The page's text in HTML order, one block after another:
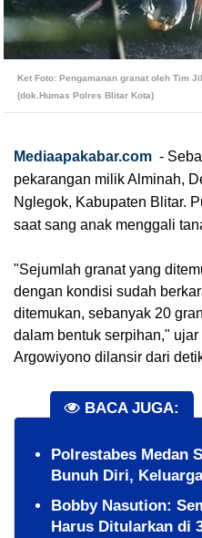
Ket Foto: Pengamanan granat oleh Tim
(dok.Humas Polres Blitar Kota)
Mediaapakabar.com -
pekarangan milik Alminah,
Nglegok, Kabupaten Blitar.
saat sang anak menggali
"Sejumlah granat yang
dengan kondisi sudah
ditemukan, sebanyak 20
dalam bentuk serpihan,"
Argowiyono dilansir dari
BACA JUGA:
Polrestabes Medan
Bunuh Diri,
Bobby Nasution:
Harus Ditularkan di